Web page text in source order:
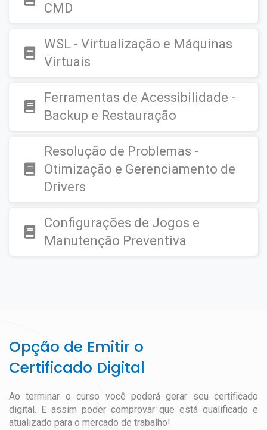
CMD
WSL - Virtualização e Máquinas
Virtuais
Ferramentas de Acessibilidade -
Backup e Restauração
Resolução de Problemas -
Otimização e Gerenciamento de
Drivers
Configurações de Jogos e
Manutenção Preventiva
Opção de Emitir o
Certificado Digital
Ao terminar o curso você poderá gerar seu certificado
digital. E assim poder comprovar que está qualificado e
atualizado para o mercado de trabalho!